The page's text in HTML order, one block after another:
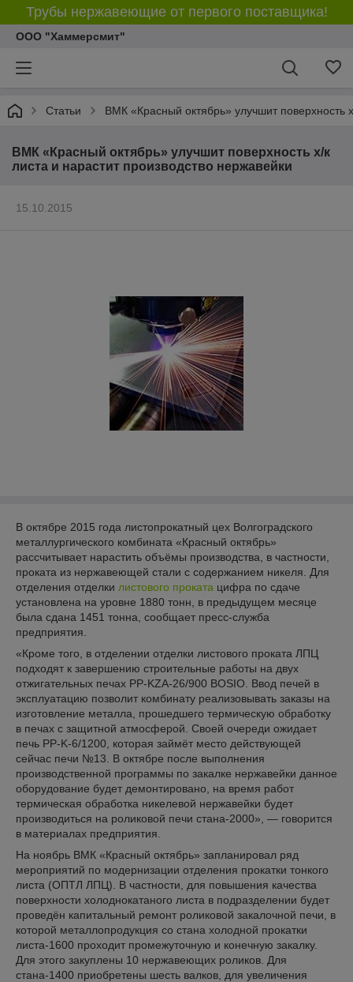
Трубы нержавеющие от первого поставщика!
ООО "Хаммерсмит"
Статьи ВМК «Красный октябрь» улучшит поверхность
ВМК «Красный октябрь» улучшит поверхность х/к
листа и нарастит производство нержавейки
15.10.2015
В октябре 2015 года листопрокатный цех Волгоградского
металлургического комбината «Красный октябрь»
рассчитывает нарастить объёмы производства, в частности,
проката из нержавеющей стали с содержанием никеля. Для
отделения отделки листового проката цифра по сдаче
установлена на уровне 1880 тонн, в предыдущем месяце
была сдана 1451 тонна, сообщает пресс-служба
предприятия.
«Кроме того, в отделении отделки листового проката ЛПЦ
подходят к завершению строительные работы на двух
отжигательных печах PP-KZA-26/900 BOSIO. Ввод печей в
эксплуатацию позволит комбинату реализовывать заказы на
изготовление металла, прошедшего термическую обработку
в печах с защитной атмосферой. Своей очереди ожидает
печь PP-K-6/1200, которая займёт место действующей
сейчас печи №13. В октябре после выполнения
производственной программы по закалке нержавейки данное
оборудование будет демонтировано, на время работ
термическая обработка никелевой нержавейки будет
производиться на роликовой печи стана-2000», ― говорится
в материалах предприятия.
На ноябрь ВМК «Красный октябрь» запланировал ряд
мероприятий по модернизации отделения прокатки тонкого
листа (ОПТЛ ЛПЦ). В частности, для повышения качества
поверхности холоднокатаного листа в подразделении будет
проведён капитальный ремонт роликовой закалочной печи, в
которой металлопродукция со стана холодной прокатки
листа-1600 проходит промежуточную и конечную закалку.
Для этого закуплены 10 нержавеющих роликов. Для
стана-1400 приобретены шесть валков, для увеличения